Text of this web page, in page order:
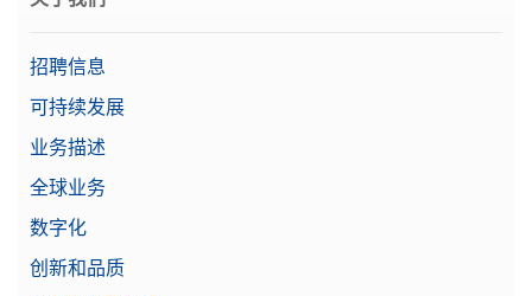
招聘信息
可持续发展
业务描述
全球业务
数字化
创新和品质